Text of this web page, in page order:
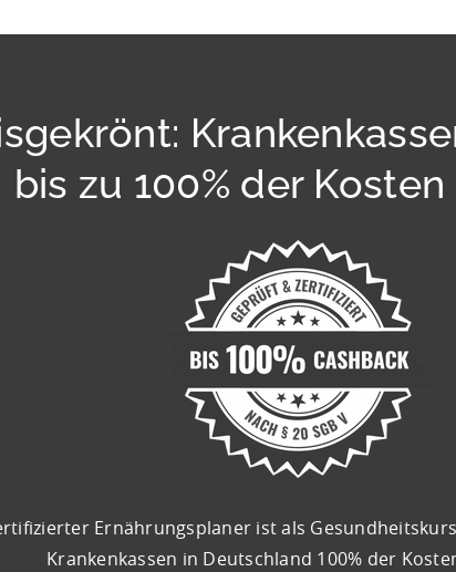
bis zu 100% der
Ernährungsplaner ist als
Krankenkassen in Deutschland 100% der